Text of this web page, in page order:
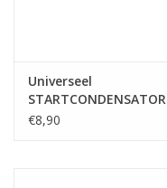
Universeel
STARTCONDENSATOR
35 MF 450V
€8,90